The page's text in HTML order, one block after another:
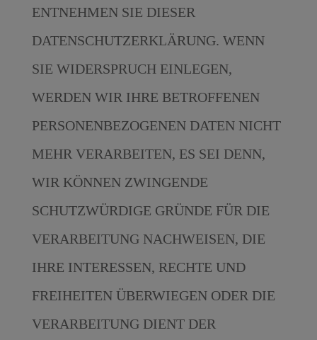
ENTNEHMEN SIE DIESER
DATENSCHUTZERKLÄRUNG. WENN
SIE WIDERSPRUCH EINLEGEN,
WERDEN WIR IHRE BETROFFENEN
PERSONENBEZOGENEN DATEN NICHT
MEHR VERARBEITEN, ES SEI DENN,
WIR KÖNNEN ZWINGENDE
SCHUTZWÜRDIGE GRÜNDE FÜR DIE
VERARBEITUNG NACHWEISEN, DIE
IHRE INTERESSEN, RECHTE UND
FREIHEITEN ÜBERWIEGEN ODER DIE
VERARBEITUNG DIENT DER